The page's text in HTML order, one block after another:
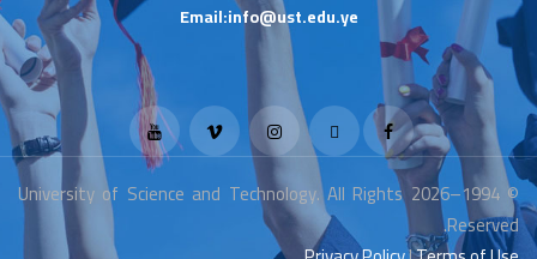
Email:info@ust.edu.ye
© 1994–2026 University of Science and Technology. All Rights
Reserved.